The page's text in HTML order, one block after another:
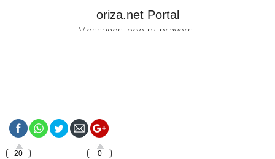
oriza.net Portal
Messages, poetry, prayers...
20 0